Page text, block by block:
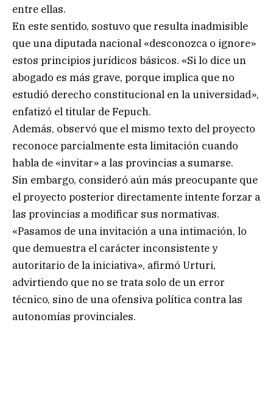
entre ellas.
En este sentido, sostuvo que resulta inadmisible
que una diputada nacional «desconozca o ignore»
estos principios jurídicos básicos. «Si lo dice un
abogado es más grave, porque implica que no
estudió derecho constitucional en la universidad»,
enfatizó el titular de Fepuch.
Además, observó que el mismo texto del proyecto
reconoce parcialmente esta limitación cuando
habla de «invitar» a las provincias a sumarse.
Sin embargo, consideró aún más preocupante que
el proyecto posterior directamente intente forzar a
las provincias a modificar sus normativas.
«Pasamos de una invitación a una intimación, lo
que demuestra el carácter inconsistente y
autoritario de la iniciativa», afirmó Urturi,
advirtiendo que no se trata solo de un error
técnico, sino de una ofensiva política contra las
autonomías provinciales.